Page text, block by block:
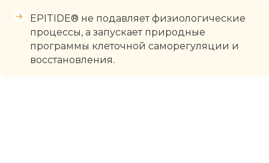
EPITIDE® не подавляет физиологические
процессы, а запускает природные
программы клеточной саморегуляции и
восстановления.